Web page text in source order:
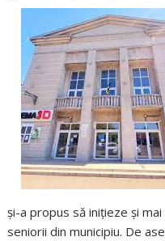
și-a propus să inițieze și
seniorii din municipiu. De